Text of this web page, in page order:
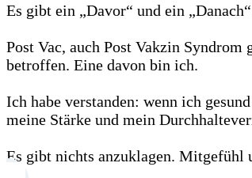
Es gibt ein „Davor“ und ein
Post Vac, auch Post Vakzin
betroffen. Eine davon bin ich.
Ich habe verstanden: wenn ich
meine Stärke und mein
Es gibt nichts anzuklagen. Mitgefühl